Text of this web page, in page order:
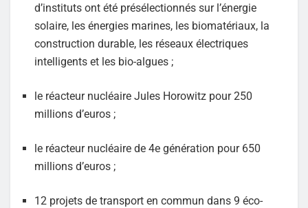
d’instituts ont été présélectionnés sur l’énergie
solaire, les énergies marines, les biomatériaux, la
construction durable, les réseaux électriques
intelligents et les bio-algues ;
le réacteur nucléaire Jules Horowitz pour 250
millions d’euros ;
le réacteur nucléaire de 4e génération pour 650
millions d’euros ;
12 projets de transport en commun dans 9 éco-